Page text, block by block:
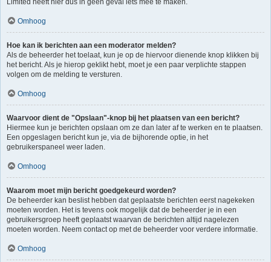
Limited heeft hier dus in geen geval iets mee te maken.
Omhoog
Hoe kan ik berichten aan een moderator melden?
Als de beheerder het toelaat, kun je op de hiervoor dienende knop klikken bij
het bericht. Als je hierop geklikt hebt, moet je een paar verplichte stappen
volgen om de melding te versturen.
Omhoog
Waarvoor dient de "Opslaan"-knop bij het plaatsen van een bericht?
Hiermee kun je berichten opslaan om ze dan later af te werken en te plaatsen.
Een opgeslagen bericht kun je, via de bijhorende optie, in het
gebruikerspaneel weer laden.
Omhoog
Waarom moet mijn bericht goedgekeurd worden?
De beheerder kan beslist hebben dat geplaatste berichten eerst nagekeken
moeten worden. Het is tevens ook mogelijk dat de beheerder je in een
gebruikersgroep heeft geplaatst waarvan de berichten altijd nagelezen
moeten worden. Neem contact op met de beheerder voor verdere informatie.
Omhoog